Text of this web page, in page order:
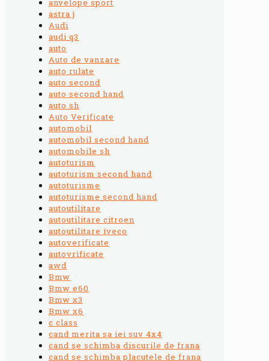
astra j
Audi
audi q3
auto
Auto de vanzare
auto rulate
auto second
auto second hand
auto sh
Auto Verificate
automobil
automobil second hand
automobile sh
autoturism
autoturism second hand
autoturisme
autoturisme second hand
autoutilitare
autoutilitare citroen
autoutilitare iveco
autoverificate
autovrificate
awd
Bmw
Bmw e60
Bmw x3
Bmw x6
c class
cand merita sa iei suv 4x4
cand se schimba discurile de frana
cand se schimba placutele de frana